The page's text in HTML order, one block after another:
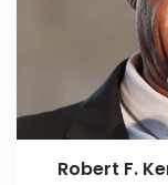
Robert F.